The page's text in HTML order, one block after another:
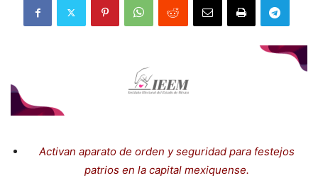
Activan aparato de orden y seguridad para festejos
patrios en la capital mexiquense.